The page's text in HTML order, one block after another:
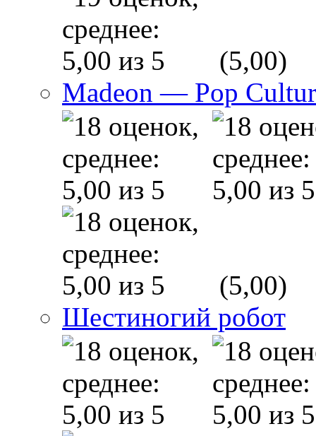
(5,00)
Madeon — Pop
(5,00)
Шестиногий робот